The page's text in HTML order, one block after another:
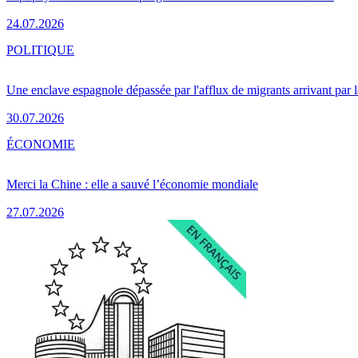
24.07.2026
Une enclave espagnole dépassée par l'afflux de migrants arrivant par
30.07.2026
POLITIQUE
Merci la Chine : elle a sauvé l’économie mondiale
27.07.2026
ÉCONOMIE